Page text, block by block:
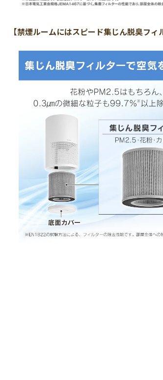
【禁煙ルームにはスピード集じん脱臭フィ